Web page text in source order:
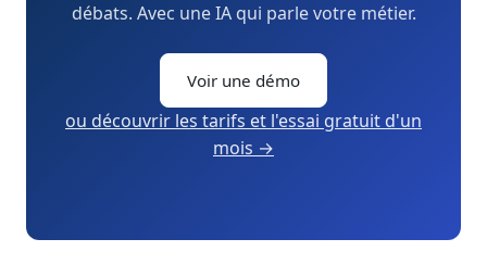
débats. Avec une IA qui parle votre métier.
Voir une démo
ou découvrir les tarifs et l'essai gratuit d'un
mois →